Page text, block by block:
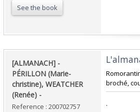
See the book
‎[ALMANACH] -
PÉRILLON (Marie-
christine), WEATCHER
(Renée) - ‎
Reference : 200702757
broché,
‎.‎